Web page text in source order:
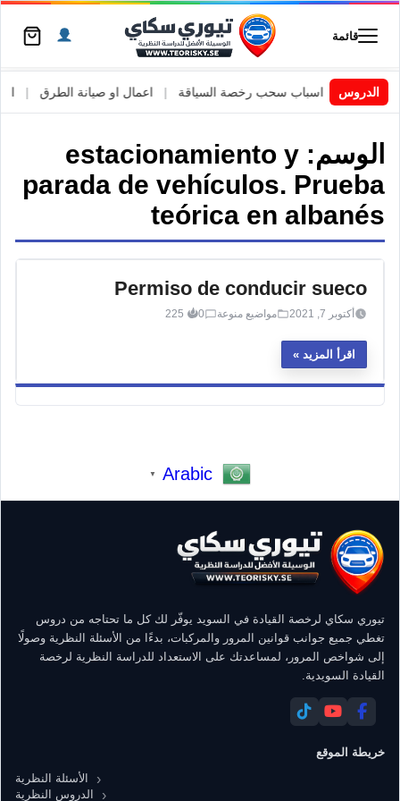
قائمة
الدروسالسويد | اسباب سحب رخصة السياقة اعمال او صيانة الطرق
الوسم: estacionamiento y
parada de vehículos. Prueba
teórica en albanés
Permiso de conducir sueco
أكتوبر 7, 2021 مواضيع منوعة 0
225
اقرأ المزيد
Arabic
▼
تيوري سكاي لرخصة القيادة في السويد يوفّر لك كل ما تحتاجه من دروس
تغطي جميع جوانب قوانين المرور والمركبات، بدءًا من الأسئلة النظرية وصولًا
إلى شواخص المرور، لمساعدتك على الاستعداد للدراسة النظرية لرخصة
القيادة السويدية.
خريطة الموقع
الأسئلة النظرية
الدروس النظرية